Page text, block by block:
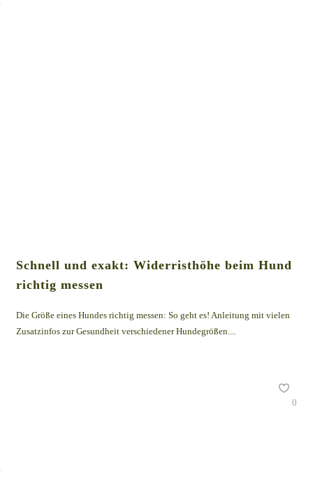
Schnell und exakt: Widerristhöhe beim Hund
richtig messen
Die Größe eines Hundes richtig messen: So geht es! Anleitung mit vielen
Zusatzinfos zur Gesundheit verschiedener Hundegrößen....
0